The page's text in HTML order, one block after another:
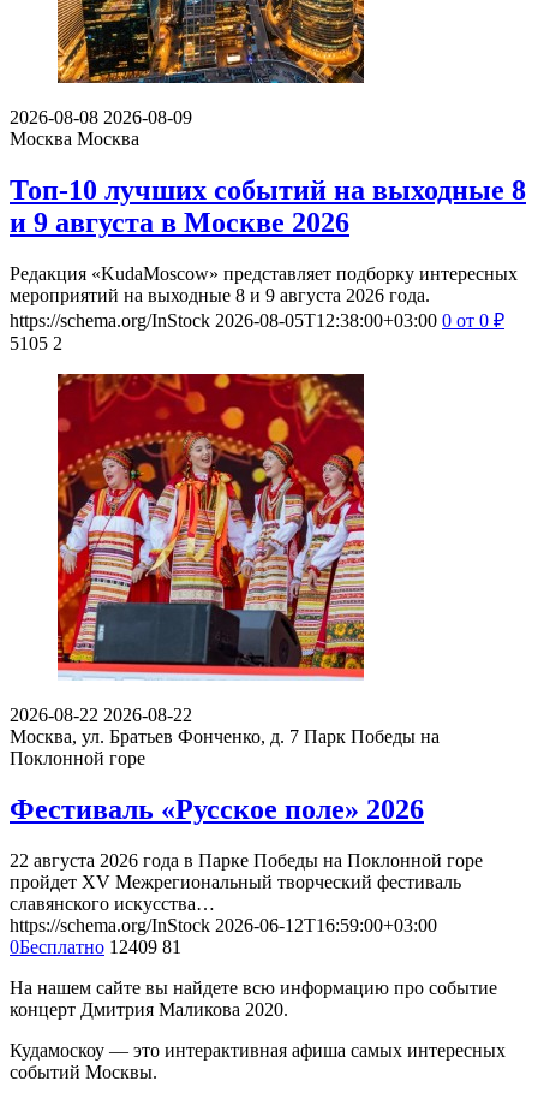
2026-08-08 2026-08-09
Москва Москва
Топ-10 лучших событий на выходные 8
и 9 августа в Москве 2026
Редакция «KudaMoscow» представляет подборку интересных
мероприятий на выходные 8 и 9 августа 2026 года.
https://schema.org/InStock 2026-08-05T12:38:00+03:00 0 от 0 ₽
5105 2
2026-08-22 2026-08-22
Москва, ул. Братьев Фонченко, д. 7 Парк Победы на
Поклонной горе
Фестиваль «Русское поле» 2026
22 августа 2026 года в Парке Победы на Поклонной горе
пройдет XV Межрегиональный творческий фестиваль
славянского искусства…
https://schema.org/InStock 2026-06-12T16:59:00+03:00
0Бесплатно 12409 81
На нашем сайте вы найдете всю информацию про событие
концерт Дмитрия Маликова 2020.
Кудамоскоу — это интерактивная афиша самых интересных
событий Москвы.